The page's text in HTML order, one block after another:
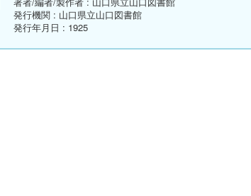
発行機関 : 山口県立山口図書館
発行年月日 : 1925